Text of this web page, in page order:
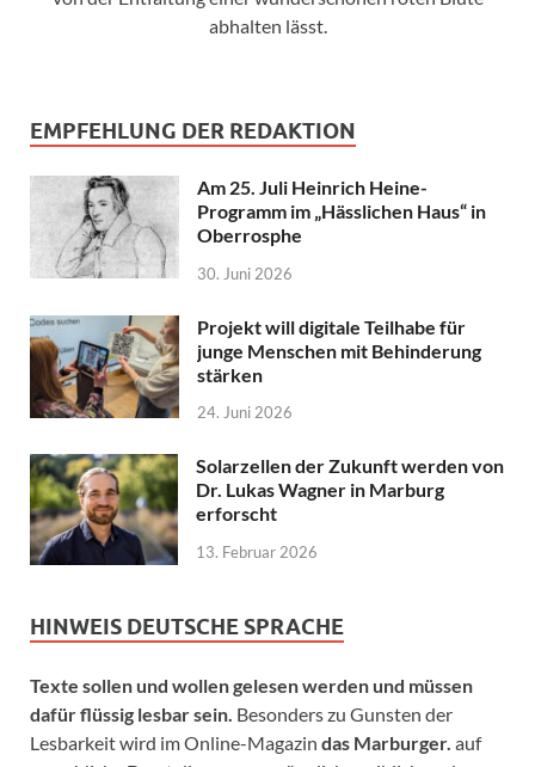
abhalten lässt.
EMPFEHLUNG DER REDAKTION
Am 25. Juli Heinrich Heine-
Programm im „Hässlichen Haus“ in
Oberrosphe
30. Juni 2026
Projekt will digitale Teilhabe für
junge Menschen mit Behinderung
stärken
24. Juni 2026
Solarzellen der Zukunft werden von
Dr. Lukas Wagner in Marburg
erforscht
13. Februar 2026
HINWEIS DEUTSCHE SPRACHE
Texte sollen und wollen gelesen werden und müssen
dafür flüssig lesbar sein. Besonders zu Gunsten der
Lesbarkeit wird im Online-Magazin das Marburger. auf